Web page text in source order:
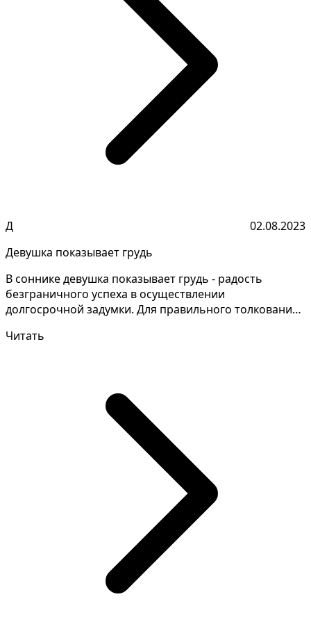
Д
02.08.2023
Девушка показывает грудь
В соннике девушка показывает грудь - радость
безграничного успеха в осуществлении
долгосрочной задумки. Для правильного толкования
Читать